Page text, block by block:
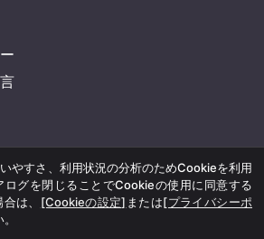
やすさ、利用状況の分析のためCookieを利用
ログを閉じることでCookieの使用に同意する
は、 [Cookieの設定] または[プライバシーポ